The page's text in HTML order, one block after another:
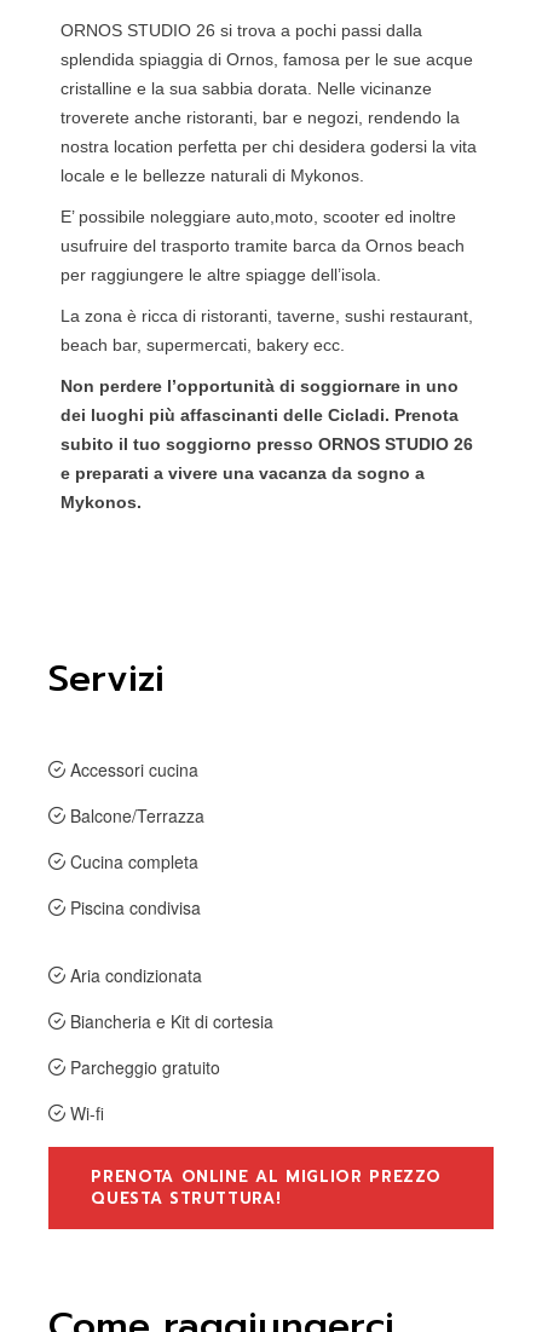
ORNOS STUDIO 26 si trova a pochi passi dalla
splendida spiaggia di Ornos, famosa per le sue acque
cristalline e la sua sabbia dorata. Nelle vicinanze
troverete anche ristoranti, bar e negozi, rendendo la
nostra location perfetta per chi desidera godersi la vita
locale e le bellezze naturali di Mykonos.
E’ possibile noleggiare auto,moto, scooter ed inoltre
usufruire del trasporto tramite barca da Ornos beach
per raggiungere le altre spiagge dell’isola.
La zona è ricca di ristoranti, taverne, sushi restaurant,
beach bar, supermercati, bakery ecc.
Non perdere l’opportunità di soggiornare in uno
dei luoghi più affascinanti delle Cicladi. Prenota
subito il tuo soggiorno presso ORNOS STUDIO 26
e preparati a vivere una vacanza da sogno a
Mykonos.
Servizi
Accessori cucina
Balcone/Terrazza
Cucina completa
Piscina condivisa
Aria condizionata
Biancheria e Kit di cortesia
Parcheggio gratuito
Wi-fi
PRENOTA ONLINE AL MIGLIOR PREZZO
QUESTA STRUTTURA!